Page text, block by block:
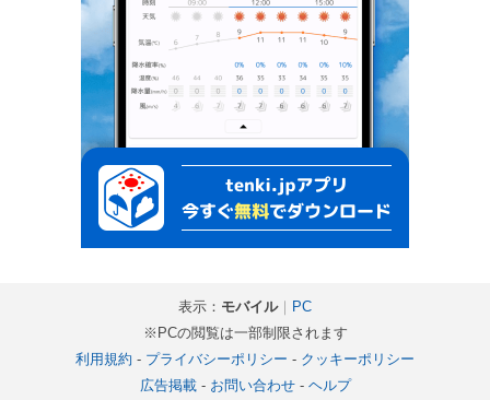
表示： モバイル｜ PC
※PCの閲覧は一部制限されます
利用規約 - プライバシーポリシー - クッキーポリシー
広告掲載- お問い合わせ- ヘルプ